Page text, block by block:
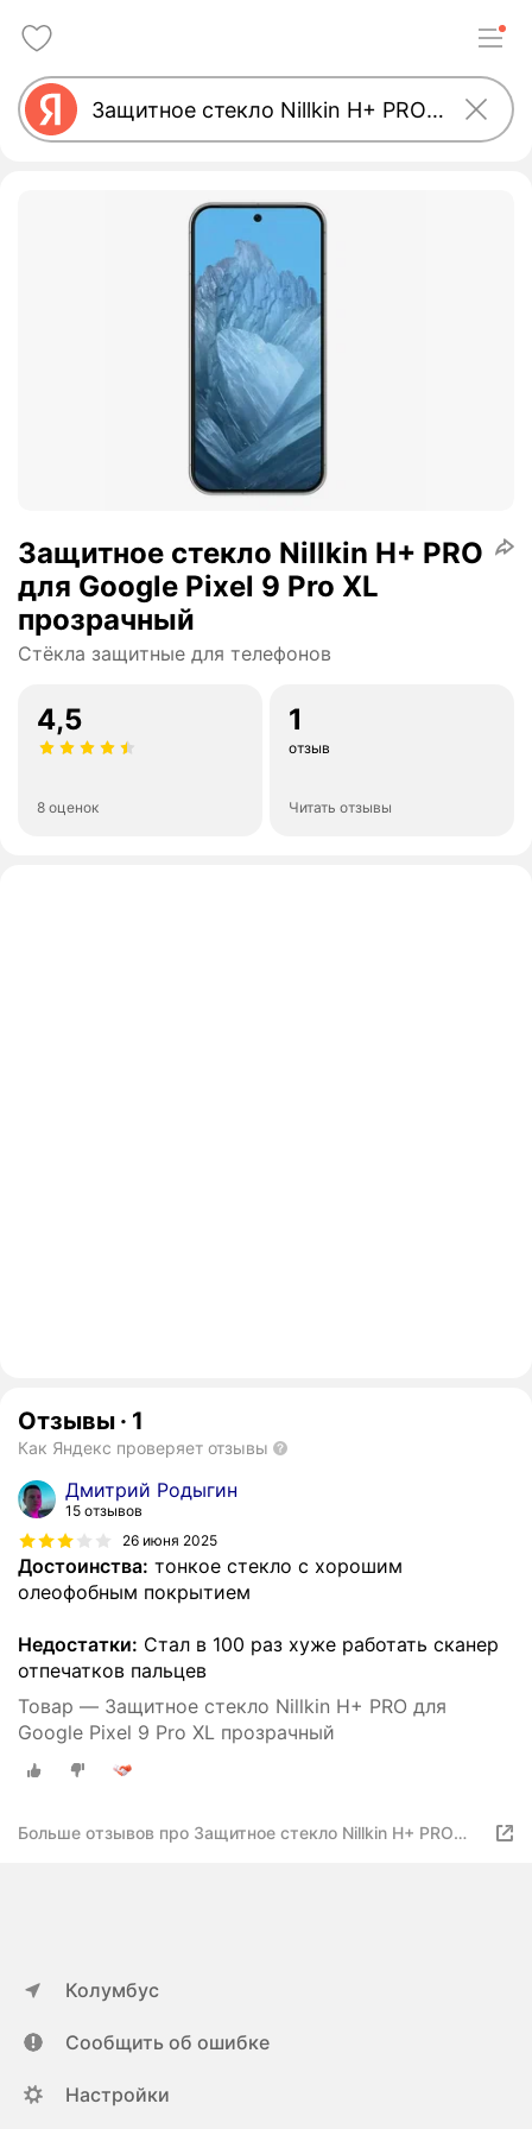
Защитное стекло Nillkin H+ PRO
для Google Pixel 9 Pro XL
прозрачный
Стёкла защитные для телефонов
4,5
8 оценок
1
отзыв
Читать отзывы
Отзывы · 1
Как Яндекс проверяет отзывы
Дмитрий Родыгин
15 отзывов
26 июня 2025
Достоинства: тонкое стекло с хорошим
олеофобным покрытием
Недостатки: Стал в 100 раз хуже работать сканер
отпечатков пальцев
Товар — Защитное стекло Nillkin H+ PRO для
Google Pixel 9 Pro XL прозрачный
Больше отзывов про Защитное стекло Nillkin H+ PRO
Колумбус
Сообщить об ошибке
Настройки